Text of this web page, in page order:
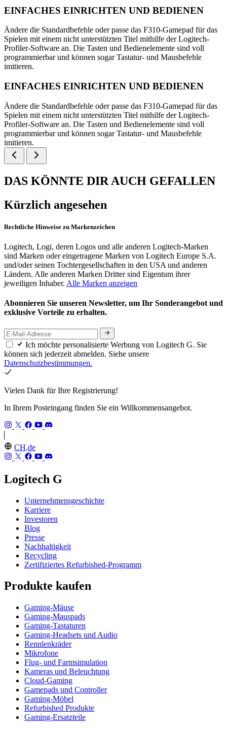
EINFACHES EINRICHTEN UND BEDIENEN
Ändere die Standardbefehle oder passe das F310-Gamepad für das
Spielen mit einem nicht unterstützten Titel mithilfe der Logitech-
Profiler-Software an. Die Tasten und Bedienelemente sind voll
programmierbar und können sogar Tastatur- und Mausbefehle
imitieren.
EINFACHES EINRICHTEN UND BEDIENEN
Ändere die Standardbefehle oder passe das F310-Gamepad für das
Spielen mit einem nicht unterstützten Titel mithilfe der Logitech-
Profiler-Software an. Die Tasten und Bedienelemente sind voll
programmierbar und können sogar Tastatur- und Mausbefehle
imitieren.
DAS KÖNNTE DIR AUCH GEFALLEN
Kürzlich angesehen
Rechtliche Hinweise zu Markenzeichen
Logitech, Logi, deren Logos und alle anderen Logitech-Marken
sind Marken oder eingetragene Marken von Logitech Europe S.A.
und/oder seinen Tochtergesellschaften in den USA und anderen
Ländern. Alle anderen Marken Dritter sind Eigentum ihrer
jeweiligen Inhaber. Alle Marken anzeigen
Abonnieren Sie unseren Newsletter, um Ihr Sonderangebot und
exklusive Vorteile zu erhalten.
Ich möchte personalisierte Werbung von Logitech G. Sie
können sich jederzeit abmelden. Siehe unsere
Datenschutzbestimmungen.
Vielen Dank für Ihre Registrierung!
In Ihrem Posteingang finden Sie ein Willkommensangebot.
CH,de
Logitech G
Unternehmensgeschichte
Karriere
Investoren
Blog
Presse
Nachhaltigkeit
Recycling
Zertifiziertes Refurbished-Programm
Produkte kaufen
Gaming-Mäuse
Gaming-Mauspads
Gaming-Tastaturen
Gaming-Headsets und Audio
Rennlenkräder
Mikrofone
Flug- und Farmsimulation
Kameras und Beleuchtung
Cloud-Gaming
Gamepads und Controller
Gaming-Möbel
Refurbished Produkte
Gaming-Ersatzteile